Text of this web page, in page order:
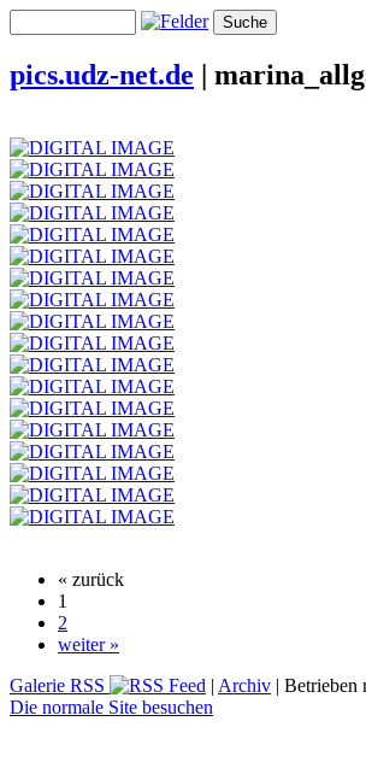
pics.udz-net.de |
« zurück
1
2
weiter »
Galerie RSS
| Archiv | Betrieben
Die normale Site besuchen